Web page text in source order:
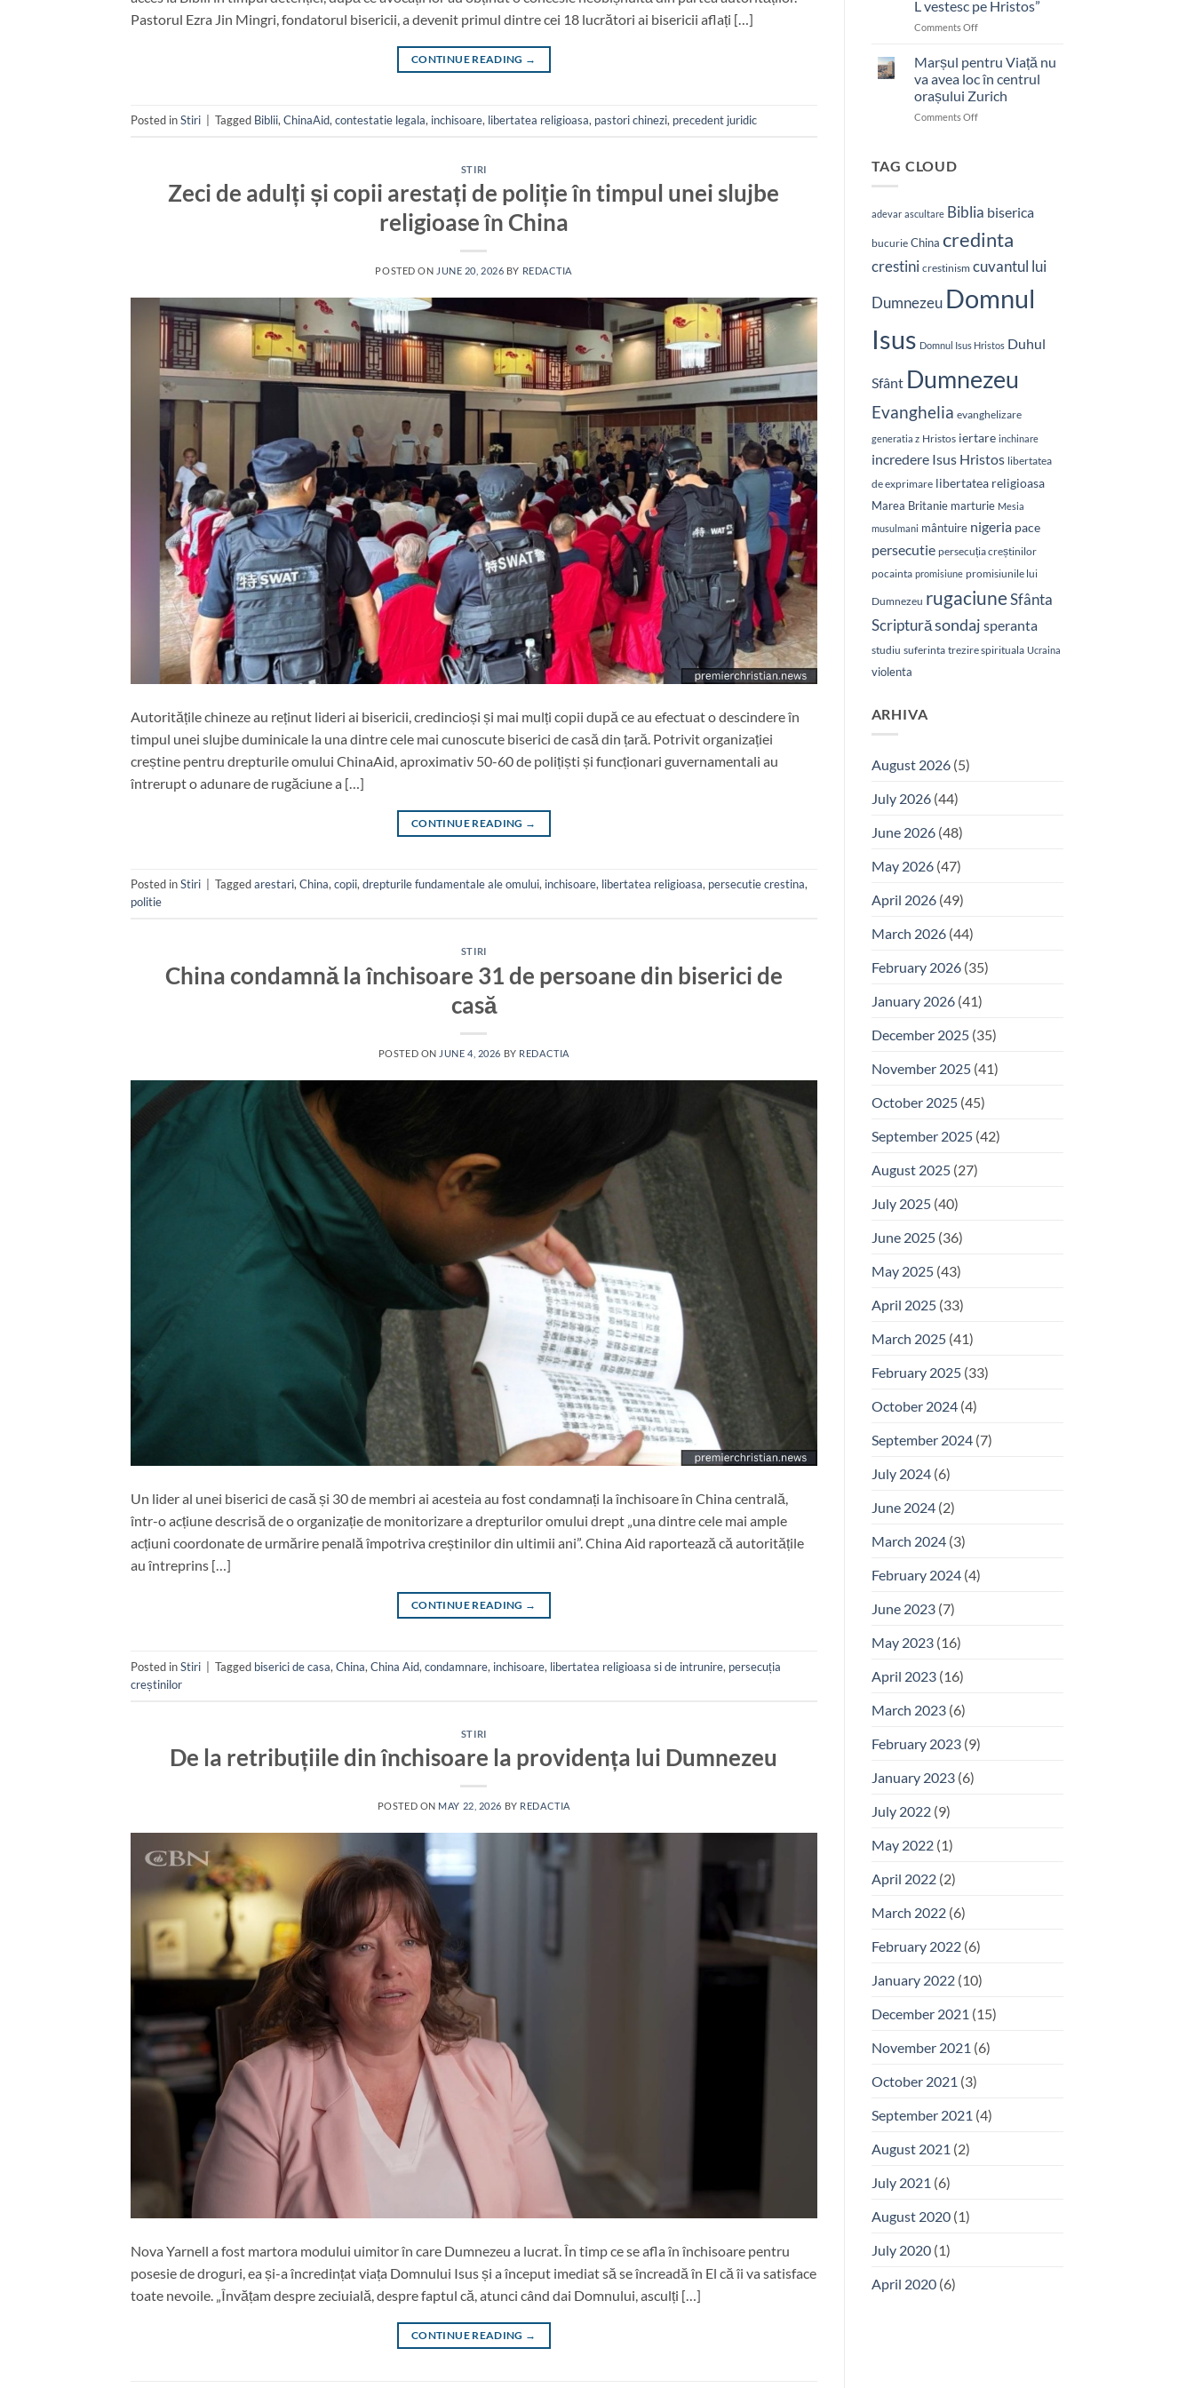
Pastorul Ezra Jin Mingri, fondatorul bisericii, a devenit primul dintre cei 18 lucrători ai bisericii aflați […]
CONTINUE READING →
Posted inStiri Tagged Biblii, ChinaAid, contestatie legala, inchisoare, libertatea religioasa, pastori chinezi, precedent juridic
STIRI
Zeci de adulți și copii arestați de poliție în timpul unei slujbe
religioase în China
POSTED ON JUNE 20, 2026 BY REDACTIA
Autoritățile chineze au reținut lideri ai bisericii, credincioși și mai mulți copii după ce au efectuat o descindere în
timpul unei slujbe duminicale la una dintre cele mai cunoscute biserici de casă din țară. Potrivit organizației
creștine pentru drepturile omului ChinaAid, aproximativ 50-60 de polițiști și funcționari guvernamentali au
întrerupt o adunare de rugăciune a […]
CONTINUE READING →
Posted inStiri Taggedarestari,China,copii,drepturile fundamentale ale omului, inchisoare, libertatea religioasa, persecutie crestina,
politie
STIRI
China condamnă la închisoare 31 de persoane din biserici de
casă
POSTED ON JUNE 4, 2026 BY REDACTIA
Un lider al unei biserici de casă și 30 de membri ai acesteia au fost condamnați la închisoare în China centrală,
într-o acțiune descrisă de o organizație de monitorizare a drepturilor omului drept „una dintre cele mai ample
acțiuni coordonate de urmărire penală împotriva creștinilor din ultimii ani”. China Aid raportează că autoritățile
au întreprins […]
CONTINUE READING →
Posted inStiri Tagged biserici de casa, China, China Aid, condamnare, inchisoare, libertatea religioasa si de intrunire, persecuția
creștinilor
STIRI
De la retribuțiile din închisoare la providența lui Dumnezeu
POSTED ON MAY 22, 2026 BY REDACTIA
Nova Yarnell a fost martora modului uimitor în care Dumnezeu a lucrat. În timp ce se afla în închisoare pentru
posesie de droguri, ea și-a încredințat viața Domnului Isus și a început imediat să se încreadă în El că îi va satisface
toate nevoile. „Învățam despre zeciuială, despre faptul că, atunci când dai Domnului, asculți […]
CONTINUE READING →
L vestesc pe Hristos”
Comments Offon
bătut
cu
brutalitate
în
Nepal:
L
pe
Marșul pentru Viață nu
va avea loc în centrul
orașului Zurich
Comments Offon
avea
loc
în
orașului
TAG CLOUD
adevar ascultare Biblia biserica
bucurie China credinta
crestini crestinism cuvantul lui
Dumnezeu Domnul
Isus Domnul Isus Hristos Duhul
Sfânt Dumnezeu
Evanghelia evanghelizare
generatia z Hristos iertare inchinare
incredere Isus Hristos libertatea
de exprimare libertatea religioasa
Marea Britanie marturie Mesia
musulmani mântuire nigeria pace
persecutie persecuția creștinilor
pocainta promisiune promisiunile lui
Dumnezeu rugaciuneSfânta
Scripturăsondaj speranta
studiu suferinta trezire spirituala Ucraina
violenta
ARHIVA
August 2026(5)
July 2026(44)
June 2026(48)
May 2026(47)
April 2026(49)
March 2026(44)
February 2026(35)
January 2026(41)
December 2025(35)
November 2025(41)
October 2025(45)
September 2025(42)
August 2025(27)
July 2025(40)
June 2025(36)
May 2025(43)
April 2025(33)
March 2025(41)
February 2025(33)
October 2024(4)
September 2024(7)
July 2024(6)
June 2024(2)
March 2024(3)
February 2024(4)
June 2023(7)
May 2023(16)
April 2023(16)
March 2023(6)
February 2023(9)
January 2023(6)
July 2022(9)
May 2022(1)
April 2022(2)
March 2022(6)
February 2022(6)
January 2022(10)
December 2021 (15)
November 2021 (6)
October 2021 (3)
September 2021 (4)
August 2021 (2)
July 2021 (6)
August 2020(1)
July 2020(1)
April 2020(6)